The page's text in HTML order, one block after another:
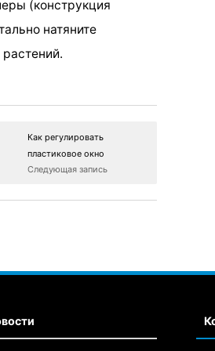
(конструкция
натяните
Как регулировать
пластиковое окно
Следующая запись